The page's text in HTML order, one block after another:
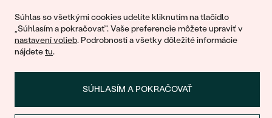
Súhlas so všetkými cookies udelíte kliknutím na tlačidlo
„Súhlasím a pokračovať". Vaše preferencie môžete upraviť v
nastavení volieb. Podrobnosti a všetky dôležité informácie
nájdetetu.
SÚHLASÍM A POKRAČOVAŤ
© 2011 - 2026, Eppi.sk